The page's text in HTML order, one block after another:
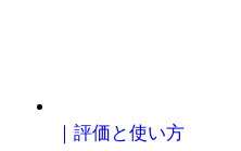
｜評価と使い方